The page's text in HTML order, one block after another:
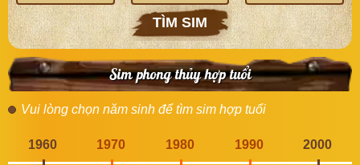
sinh sinh sinh
TÌM SIM
Sim phong thủy hợp tuổi
Vui lòng chọn năm sinh để tìm sim hợp tuổi
1960 1970 1980 1990 2000